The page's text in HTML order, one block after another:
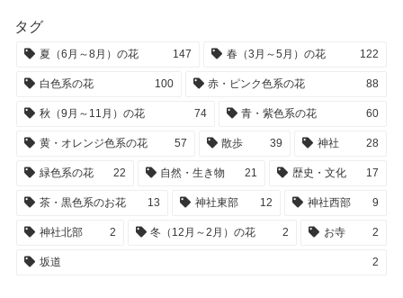
タグ
夏（6月～8月）の花 147 春（3月～5月）の花 122
白色系の花 100 赤・ピンク色系の花 88
秋（9月～11月）の花 74 青・紫色系の花 60
黄・オレンジ色系の花 57 散歩 39 神社 28
緑色系の花 22 自然・生き物 21 歴史・文化 17
茶・黒色系のお花 13 神社東部 12 神社西部 9
神社北部 2 冬（12月～2月）の花 2 お寺 2
坂道 2